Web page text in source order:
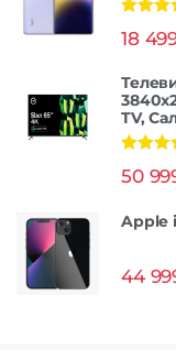
из 5
18
TV,
из 5
50
Apple
44